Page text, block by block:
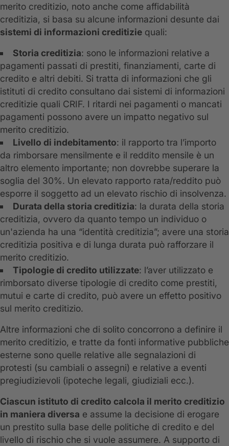
merito creditizio, noto anche come affidabilità
creditizia, si basa su alcune informazioni desunte dai
sistemi di informazioni creditizie quali:
Storia creditizia: sono le informazioni relative a
pagamenti passati di prestiti, finanziamenti, carte di
credito e altri debiti. Si tratta di informazioni che gli
istituti di credito consultano dai sistemi di informazioni
creditizie quali CRIF. I ritardi nei pagamenti o mancati
pagamenti possono avere un impatto negativo sul
merito creditizio.
Livello di indebitamento: il rapporto tra l’importo
da rimborsare mensilmente e il reddito mensile è un
altro elemento importante; non dovrebbe superare la
soglia del 30%. Un elevato rapporto rata/reddito può
esporre il soggetto ad un elevato rischio di insolvenza.
Durata della storia creditizia: la durata della storia
creditizia, ovvero da quanto tempo un individuo o
un'azienda ha una “identità creditizia”; avere una storia
creditizia positiva e di lunga durata può rafforzare il
merito creditizio.
Tipologie di credito utilizzate: l’aver utilizzato e
rimborsato diverse tipologie di credito come prestiti,
mutui e carte di credito, può avere un effetto positivo
sul merito creditizio.
Altre informazioni che di solito concorrono a definire il
merito creditizio, e tratte da fonti informative pubbliche
esterne sono quelle relative alle segnalazioni di
protesti (su cambiali o assegni) e relative a eventi
pregiudizievoli (ipoteche legali, giudiziali ecc.).
Ciascun istituto di credito calcola il merito creditizio
in maniera diversa e assume la decisione di erogare
un prestito sulla base delle politiche di credito e del
livello di rischio che si vuole assumere. A supporto di